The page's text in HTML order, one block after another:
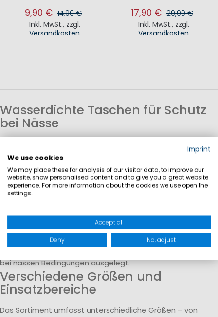
9,90 € 14,90 €
Inkl. MwSt., zzgl.
Versandkosten
17,90 € 29,90 €
Inkl. MwSt., zzgl.
Versandkosten
Wasserdichte Taschen für Schutz
bei Nässe
Wasserdichte Taschen sind für den Einsatz bei Regen und
auf dem Wasser konzipiert. Sie schützen den Inhalt vor
Feuchtigkeit und ermöglichen einen sicheren Transport von
Kleidung, Ausrüstung oder persönlichen Gegenständen.
Materialien und Funktion
Die Taschen bestehen aus wasserundurchlässigen
Materialien und sind so verarbeitet, dass kein Wasser
eindringen kann. Verschlüsse und Nähte sind auf den Einsatz
bei nassen Bedingungen ausgelegt.
Verschiedene Größen und
Einsatzbereiche
Das Sortiment umfasst unterschiedliche Größen – von
Imprint
We use cookies
We may place these for analysis of our visitor data, to improve our
website, show personalised content and to give you a great website
experience. For more information about the cookies we use open the
settings.
Accept all
Deny No, adjust